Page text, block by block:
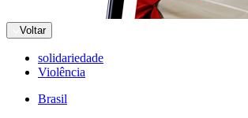
Voltar
solidariedade
Violência
Brasil